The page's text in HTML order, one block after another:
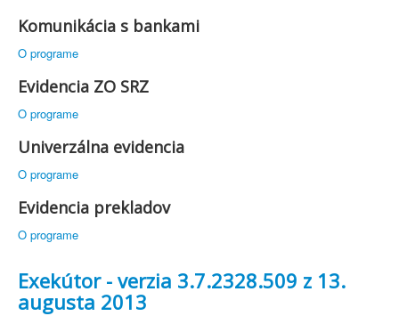
Komunikácia s bankami
O programe
Evidencia ZO SRZ
O programe
Univerzálna evidencia
O programe
Evidencia prekladov
O programe
Exekútor - verzia 3.7.2328.509 z 13.
augusta 2013